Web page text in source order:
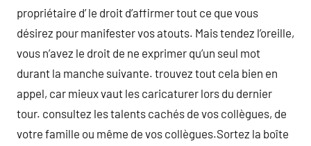
propriétaire d’ le droit d’affirmer tout ce que vous
désirez pour manifester vos atouts. Mais tendez l’oreille,
vous n’avez le droit de ne exprimer qu’un seul mot
durant la manche suivante. trouvez tout cela bien en
appel, car mieux vaut les caricaturer lors du dernier
tour. consultez les talents cachés de vos collègues, de
votre famille ou même de vos collègues.Sortez la boîte